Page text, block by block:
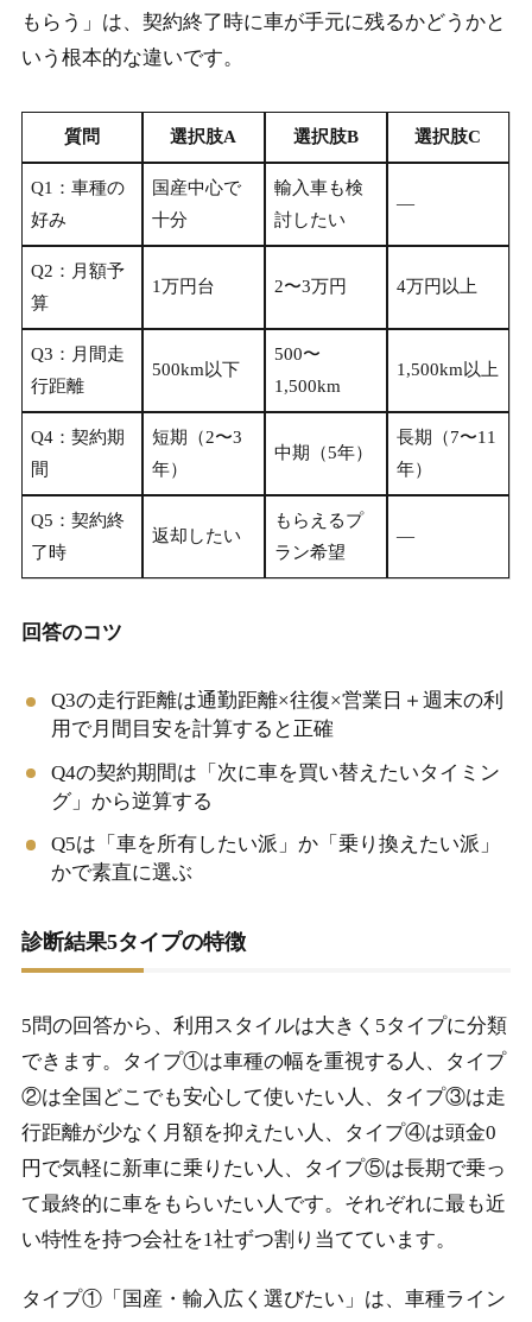
もらう」は、契約終了時に車が手元に残るかどうかと
いう根本的な違いです。
質問 選択肢A 選択肢B 選択肢C
Q1：車種の
好み
国産中心で
十分
輸入車も検
討したい
—
Q2：月額予
算
1万円台 2〜3万円 4万円以上
Q3：月間走
行距離
500km以下
500〜
1,500km
1,500km以上
Q4：契約期
間
短期（2〜3
年）
中期（5年）
長期（7〜11
年）
Q5：契約終
了時
返却したい
もらえるプ
ラン希望
—
回答のコツ
Q3の走行距離は通勤距離×往復×営業日＋週末の利
用で月間目安を計算すると正確
Q4の契約期間は「次に車を買い替えたいタイミン
グ」から逆算する
Q5は「車を所有したい派」か「乗り換えたい派」
かで素直に選ぶ
診断結果5タイプの特徴
5問の回答から、利用スタイルは大きく5タイプに分類
できます。タイプ①は車種の幅を重視する人、タイプ
②は全国どこでも安心して使いたい人、タイプ③は走
行距離が少なく月額を抑えたい人、タイプ④は頭金0
円で気軽に新車に乗りたい人、タイプ⑤は長期で乗っ
て最終的に車をもらいたい人です。それぞれに最も近
い特性を持つ会社を1社ずつ割り当てています。
タイプ①「国産・輸入広く選びたい」は、車種ライン